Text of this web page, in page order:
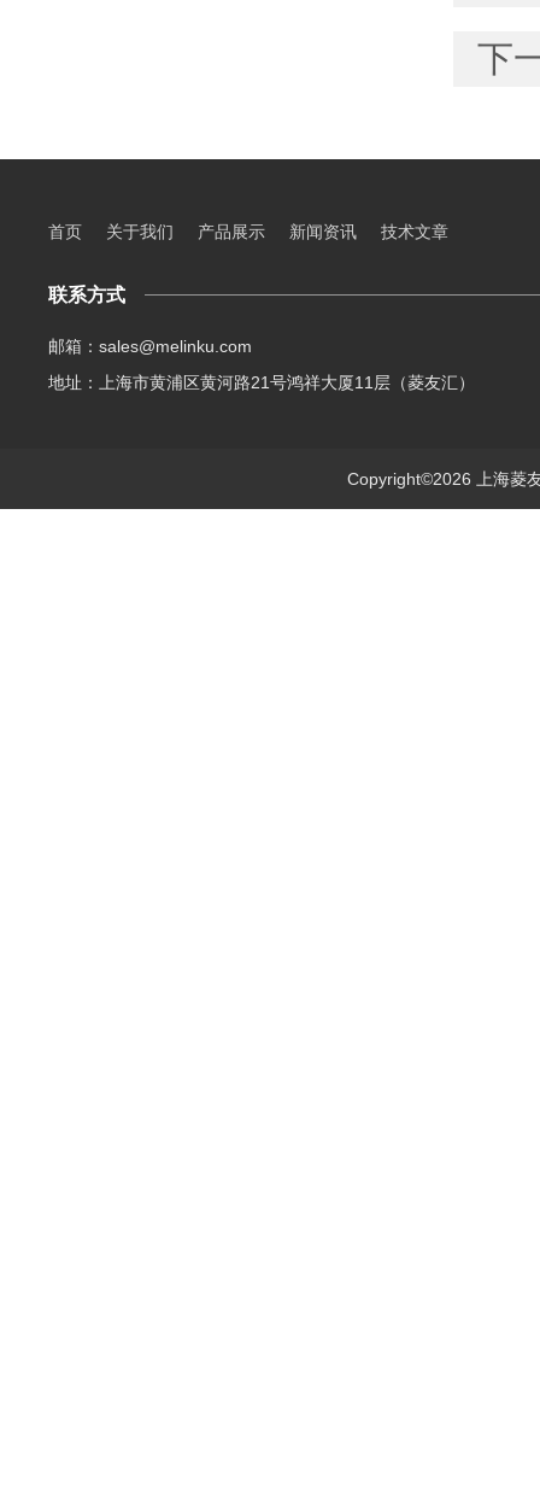
下
首页 关于我们 产品展示 新闻资讯 技术文章
联系方式
邮箱：sales@melinku.com
地址：上海市黄浦区黄河路21号鸿祥大厦11层（菱友汇）
Copyright©2026 上海菱